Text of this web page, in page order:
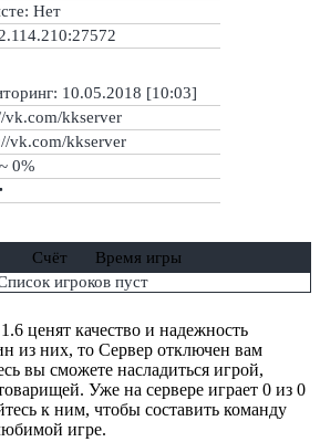
Нет
10.05.2018 [10:03]
vk.com/kkserver
vk.com/kkserver
0%
Счёт
Время игры
игроков пуст
ценят качество и надежность
из них, то Сервер отключен вам
вы сможете насладиться игрой,
Уже на сервере играет 0 из 0
к ним, чтобы составить команду
игре.